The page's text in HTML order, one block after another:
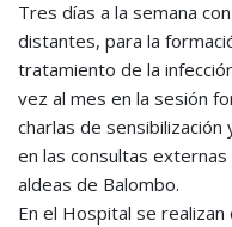
Tres días a la semana
distantes, para la
tratamiento de la
vez al mes en la sesión
charlas de sensibilización
en las consultas
aldeas de Balombo.
En el Hospital se realizan